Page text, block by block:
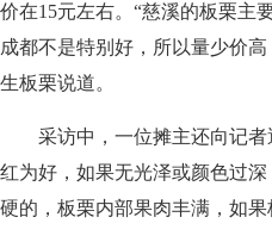
价在15元左右。“慈溪的板栗主
成都不是特别好，所以量少价
生板栗说道。
采访中，一位摊主还向记者
红为好，如果无光泽或颜色过
硬的，板栗内部果肉丰满，如